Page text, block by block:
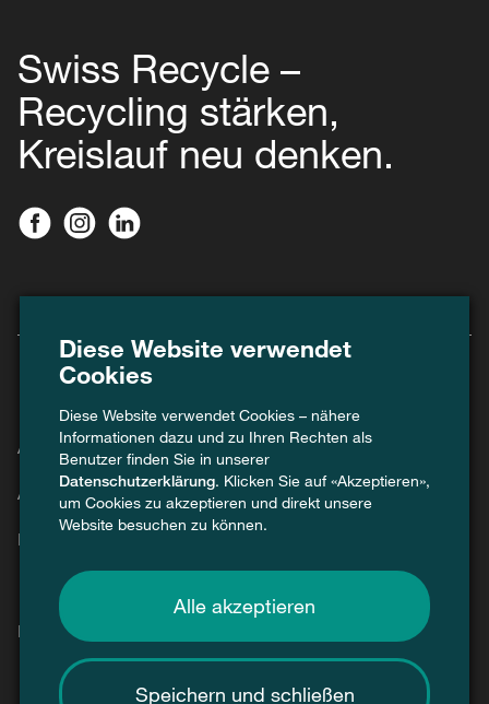
Swiss Recycle –
Recycling stärken,
Kreislauf neu denken.
Agenda
Aktuell
Kontakt
Presse / Medien
Diese Website verwendet
Cookies
Diese Website verwendet Cookies – nähere
Informationen dazu und zu Ihren Rechten als
Benutzer finden Sie in unserer
Datenschutzerklärung. Klicken Sie auf «Akzeptieren»,
um Cookies zu akzeptieren und direkt unsere
Website besuchen zu können.
Alle akzeptieren
Speichern und schließen